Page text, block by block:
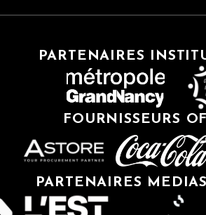
PARTENAIRES
FOURNISSEURS
PARTENAIRES